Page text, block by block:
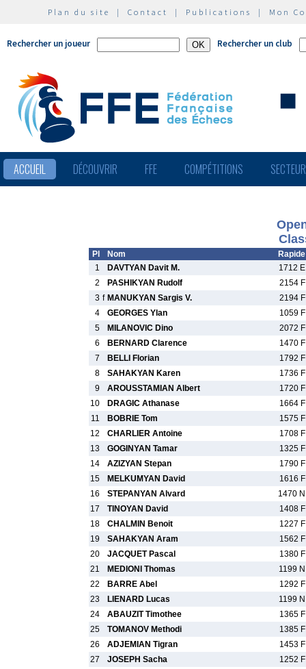
Plan du site | Contact | Publications | Mon
Rechercher un joueur Rechercher un club
ACCUEIL DÉCOUVRIR FFE COMPÉTITIONS
Pl Nom
Rapide
1
DAVTYAN Davit M.
1712 E
2
PASHIKYAN Rudolf
2154 F
3 f MANUKYAN Sargis V.
2194 F
4
GEORGES Ylan
1059 F
5
MILANOVIC Dino
2072 F
6
BERNARD Clarence
1470 F
7
BELLI Florian
1792 F
8
SAHAKYAN Karen
1736 F
9
AROUSSTAMIAN Albert
1720 F
10
DRAGIC Athanase
1664 F
11
BOBRIE Tom
1575 F
12
CHARLIER Antoine
1708 F
13
GOGINYAN Tamar
1325 F
14
AZIZYAN Stepan
1790 F
15
MELKUMYAN David
1616 F
16
STEPANYAN Alvard
1470 N
17
TINOYAN David
1408 F
18
CHALMIN Benoit
1227 F
19
SAHAKYAN Aram
1562 F
20
JACQUET Pascal
1380 F
21
MEDIONI Thomas
1199 N
22
BARRE Abel
1292 F
23
LIENARD Lucas
1199 N
24
ABAUZIT Timothee
1365 F
25
TOMANOV Methodi
1385 F
26
ADJEMIAN Tigran
1453 F
27
JOSEPH Sacha
1252 F